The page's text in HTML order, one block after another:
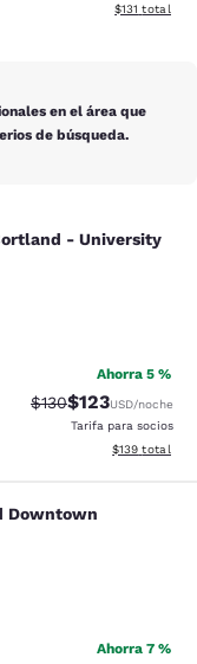
Ver detalles
$131 total
en el área que
de búsqueda.
-
- University
Bueno. 777 reseñas
Ahorra 5 %
Precio tachado:
$130Precio con
$123USD/noche
Tarifa para socios
Ver detalles
$139 total
Downtown
Bueno. 702 reseñas
Ahorra 7 %